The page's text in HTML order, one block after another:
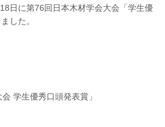
日に第76回日本木材学会大会「学生優
した。
学生優秀口頭発表賞」